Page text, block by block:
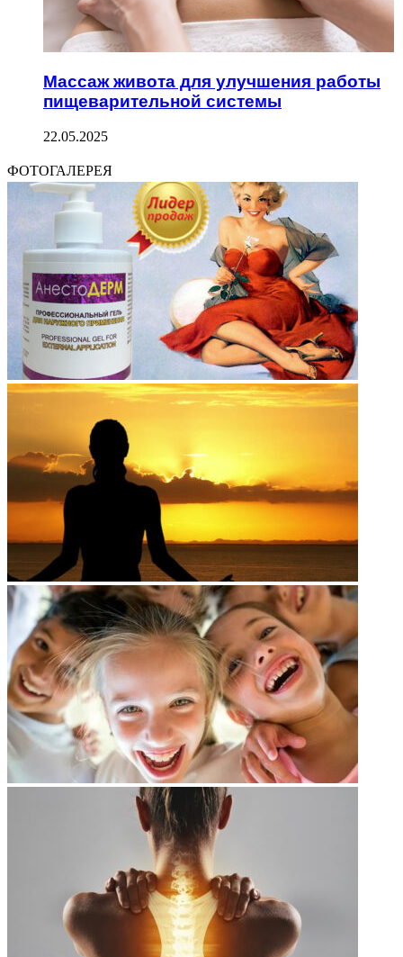
Массаж живота для улучшения работы
пищеварительной системы
22.05.2025
ФОТОГАЛЕРЕЯ